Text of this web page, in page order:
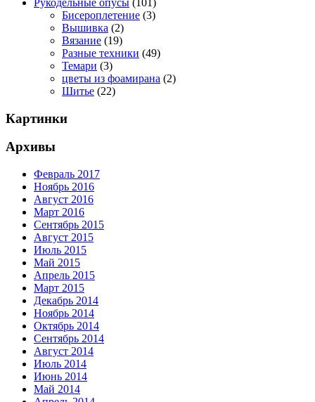
Рукодельные опусы (101)
Бисероплетение (3)
Вышивка (2)
Вязание (19)
Разные техники (49)
Темари (3)
цветы из фоамирана (2)
Шитье (22)
Картинки
Архивы
Февраль 2017
Ноябрь 2016
Август 2016
Март 2016
Сентябрь 2015
Август 2015
Июль 2015
Май 2015
Апрель 2015
Март 2015
Декабрь 2014
Ноябрь 2014
Октябрь 2014
Сентябрь 2014
Август 2014
Июль 2014
Июнь 2014
Май 2014